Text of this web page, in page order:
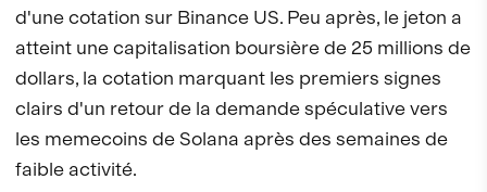
d'une cotation sur Binance US. Peu après, le jeton a
atteint une capitalisation boursière de 25 millions de
dollars, la cotation marquant les premiers signes
clairs d'un retour de la demande spéculative vers
les memecoins de Solana après des semaines de
faible activité.